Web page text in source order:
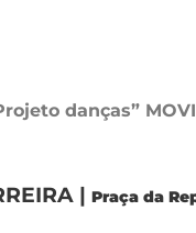
danças”
| Praça da